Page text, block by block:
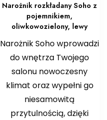
Narożnik rozkładany Soho z
pojemnikiem,
oliwkowozielony, lewy
Narożnik Soho wprowadzi
do wnętrza Twojego
salonu nowoczesny
klimat oraz wypełni go
niesamowitą
przytulnością, dzięki